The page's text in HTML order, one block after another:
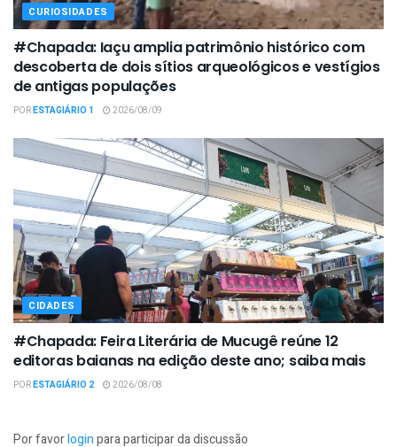
CURIOSIDADES
#Chapada: Iaçu amplia patrimônio histórico com
descoberta de dois sítios arqueológicos e vestígios
de antigas populações
PORESTAGIÁRIO 1 2026/08/09
CIDADES
#Chapada: Feira Literária de Mucugê reúne 12
editoras baianas na edição deste ano; saiba mais
PORESTAGIÁRIO 2 2026/08/08
Por favorloginpara participar da discussão